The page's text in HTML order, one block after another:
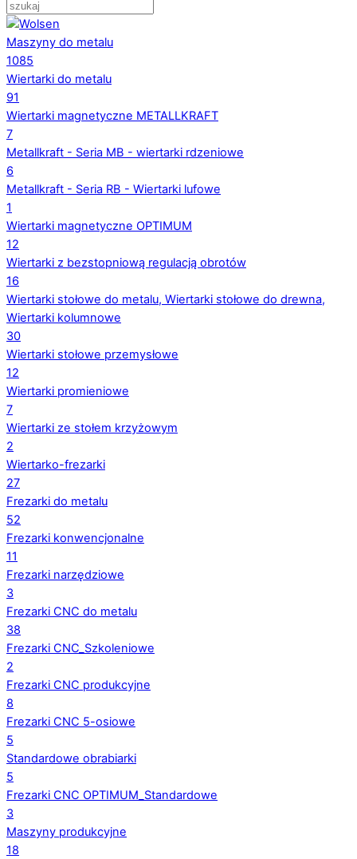
Maszyny do metalu
1085
Wiertarki do metalu
91
Wiertarki magnetyczne METALLKRAFT
7
Metallkraft - Seria MB - wiertarki rdzeniowe
6
Metallkraft - Seria RB - Wiertarki lufowe
1
Wiertarki magnetyczne OPTIMUM
12
Wiertarki z bezstopniową regulacją obrotów
16
Wiertarki stołowe do metalu, Wiertarki stołowe do drewna,
Wiertarki kolumnowe
30
Wiertarki stołowe przemysłowe
12
Wiertarki promieniowe
7
Wiertarki ze stołem krzyżowym
2
Wiertarko-frezarki
27
Frezarki do metalu
52
Frezarki konwencjonalne
11
Frezarki narzędziowe
3
Frezarki CNC do metalu
38
Frezarki CNC_Szkoleniowe
2
Frezarki CNC produkcyjne
8
Frezarki CNC 5-osiowe
5
Standardowe obrabiarki
5
Frezarki CNC OPTIMUM_Standardowe
3
Maszyny produkcyjne
18